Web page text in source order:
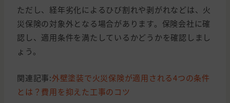
ただし、経年劣化によるひび割れや剥がれなどは、火
災保険の対象外となる場合があります。保険会社に確
認し、適用条件を満たしているかどうかを確認しまし
ょう。
関連記事:外壁塗装で火災保険が適用される4つの条件
とは？費用を抑えた工事のコツ